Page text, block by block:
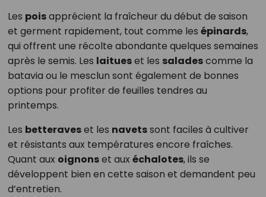
Les poisapprécient la fraîcheur du début de saison
et germent rapidement, tout comme les épinards,
qui offrent une récolte abondante quelques semaines
après le semis. Les laitueset les saladescomme la
batavia ou le mesclun sont également de bonnes
options pour profiter de feuilles tendres au
printemps.
Les betteraveset les navetssont faciles à cultiver
et résistants aux températures encore fraîches.
Quant aux oignonset aux échalotes, ils se
développent bien en cette saison et demandent peu
d’entretien.